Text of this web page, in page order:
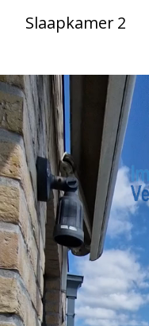
Slaapkamer 2